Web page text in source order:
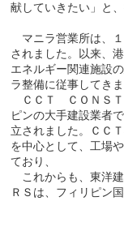
献していきたい」と
マニラ営業所は、
されました。以来、
エネルギー関連施設
ラ整備に従事してきま
ＣＣＴ ＣＯＮＳＴ
ピンの大手建設業者
立されました。ＣＣ
を中心として、工場
ており、
これからも、東洋
ＲＳは、フィリピン